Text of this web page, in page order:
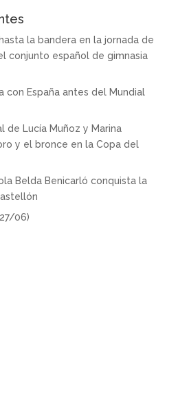
la bandera en la jornada de
conjunto español de gimnasia
con España antes del Mundial
de Lucía Muñoz y Marina
y el bronce en la Copa del
Belda Benicarló conquista la
06)